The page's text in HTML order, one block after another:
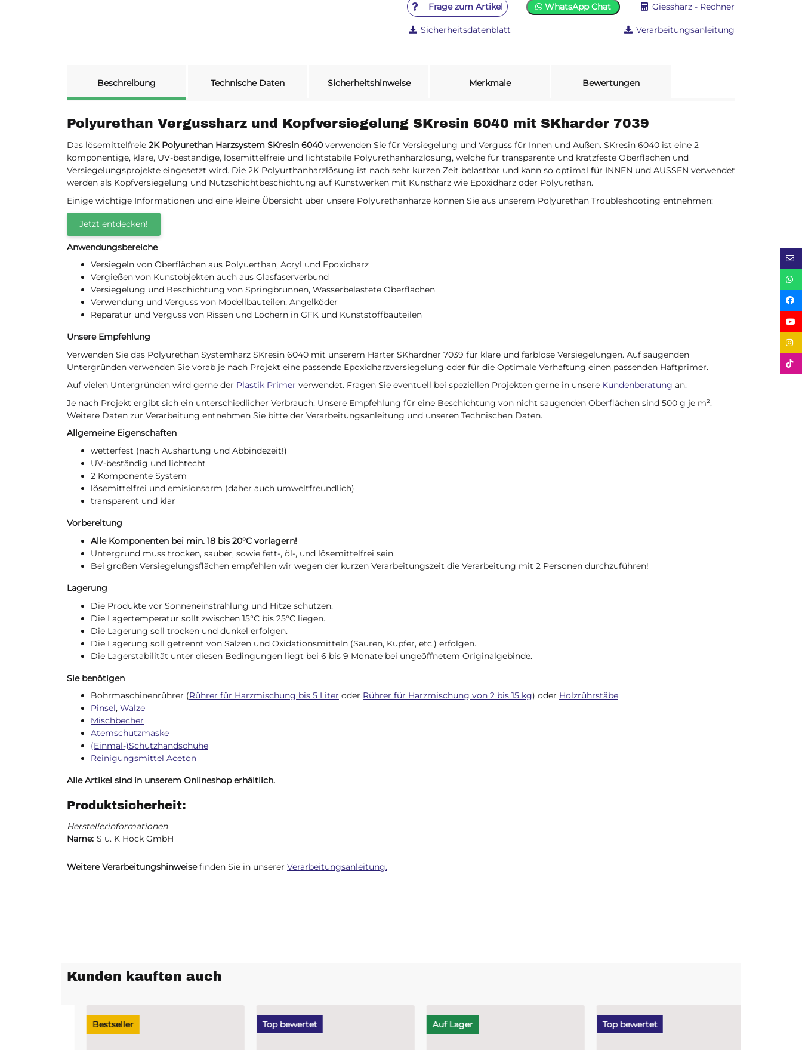
Frage zum Artikel WhatsApp Chat Giessharz - Rechner
Sicherheitsdatenblatt Verarbeitungsanleitung
Beschreibung
Technische Daten Sicherheitshinweise Merkmale Bewertungen
Polyurethan Vergussharz und Kopfversiegelung SKresin 6040 mit SKharder 7039
Das lösemittelfreie 2K Polyurethan Harzsystem SKresin 6040 verwenden Sie für Versiegelung und Verguss für Innen und Außen. SKresin 6040 ist eine 2
komponentige, klare, UV-beständige, lösemittelfreie und lichtstabile Polyurethanharzlösung, welche für transparente und kratzfeste Oberflächen und
Versiegelungsprojekte eingesetzt wird. Die 2K Polyurthanharzlösung ist nach sehr kurzen Zeit belastbar und kann so optimal für INNEN und AUSSEN verwendet
werden als Kopfversiegelung und Nutzschichtbeschichtung auf Kunstwerken mit Kunstharz wie Epoxidharz oder Polyurethan.
Einige wichtige Informationen und eine kleine Übersicht über unsere Polyurethanharze können Sie aus unserem Polyurethan Troubleshooting entnehmen:
Jetzt entdecken!
Anwendungsbereiche
Versiegeln von Oberflächen aus Polyuerthan, Acryl und Epoxidharz
Vergießen von Kunstobjekten auch aus Glasfaserverbund
Versiegelung und Beschichtung von Springbrunnen, Wasserbelastete Oberflächen
Verwendung und Verguss von Modellbauteilen, Angelköder
Reparatur und Verguss von Rissen und Löchern in GFK und Kunststoffbauteilen
Unsere Empfehlung
Verwenden Sie das Polyurethan Systemharz SKresin 6040 mit unserem Härter SKhardner 7039 für klare und farblose Versiegelungen. Auf saugenden
Untergründen verwenden Sie vorab je nach Projekt eine passende Epoxidharzversiegelung oder für die Optimale Verhaftung einen passenden Haftprimer.
Auf vielen Untergründen wird gerne der Plastik Primer verwendet. Fragen Sie eventuell bei speziellen Projekten gerne in unsere Kundenberatung an.
Je nach Projekt ergibt sich ein unterschiedlicher Verbrauch. Unsere Empfehlung für eine Beschichtung von nicht saugenden Oberflächen sind 500 g je m².
Weitere Daten zur Verarbeitung entnehmen Sie bitte der Verarbeitungsanleitung und unseren Technischen Daten.
Allgemeine Eigenschaften
wetterfest (nach Aushärtung und Abbindezeit!)
UV-beständig und lichtecht
2 Komponente System
lösemittelfrei und emisionsarm (daher auch umweltfreundlich)
transparent und klar
Vorbereitung
Alle Komponenten bei min. 18 bis 20°C vorlagern!
Untergrund muss trocken, sauber, sowie fett-, öl-, und lösemittelfrei sein.
Bei großen Versiegelungsflächen empfehlen wir wegen der kurzen Verarbeitungszeit die Verarbeitung mit 2 Personen durchzuführen!
Lagerung
Die Produkte vor Sonneneinstrahlung und Hitze schützen.
Die Lagertemperatur sollt zwischen 15°C bis 25°C liegen.
Die Lagerung soll trocken und dunkel erfolgen.
Die Lagerung soll getrennt von Salzen und Oxidationsmitteln (Säuren, Kupfer, etc.) erfolgen.
Die Lagerstabilität unter diesen Bedingungen liegt bei 6 bis 9 Monate bei ungeöffnetem Originalgebinde.
Sie benötigen
Bohrmaschinenrührer (Rührer für Harzmischung bis 5 Liter oder Rührer für Harzmischung von 2 bis 15 kg) oder Holzrührstäbe
Pinsel, Walze
Mischbecher
Atemschutzmaske
(Einmal-)Schutzhandschuhe
Reinigungsmittel Aceton
Alle Artikel sind in unserem Onlineshop erhältlich.
Produktsicherheit:
Herstellerinformationen
Name: S u. K Hock GmbH
Weitere Verarbeitungshinweisefinden Sie in unserer Verarbeitungsanleitung.
Kunden kauften auch
Bestseller Top bewertet Auf Lager Top bewertet